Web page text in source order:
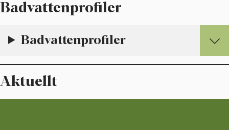
Badvattenprofiler
Badvattenprofiler
Aktuellt